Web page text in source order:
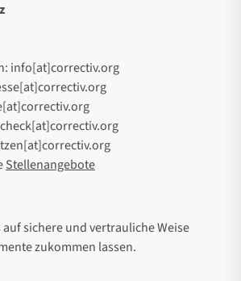
info[at]correctiv.org
Stellenangebote
sichere und vertrauliche Weise
zukommen lassen.